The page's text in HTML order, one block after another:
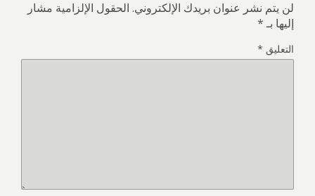
لن يتم نشر عنوان بريدك الإلكتروني. الحقول الإلزامية مشار
إليها بـ*
التعليق *